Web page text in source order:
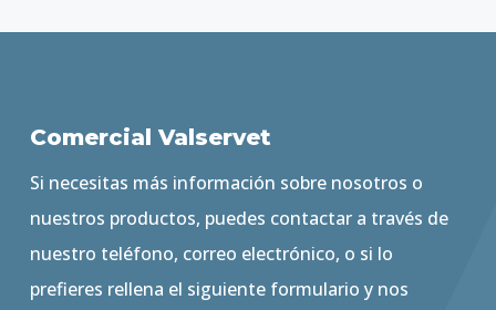
Comercial Valservet
Si necesitas más información sobre nosotros o
nuestros productos, puedes contactar a través de
nuestro teléfono, correo electrónico, o si lo
prefieres rellena el siguiente formulario y nos